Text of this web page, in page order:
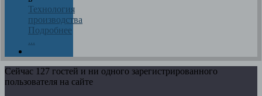
Технология
производства
Подробнее
...
Сейчас 127 гостей и ни одного зарегистрированного
пользователя на сайте